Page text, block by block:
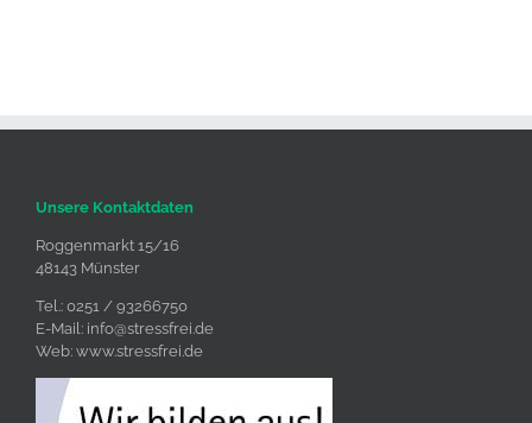
Unsere Kontaktdaten
Roggenmarkt 15/16
48143 Münster
Tel.: 0251 / 93266750
E-Mail: info@stressfrei.de
Web: www.stressfrei.de